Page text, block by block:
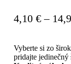
4,10 € –
Vyberte si zo
pridajte jedinečný